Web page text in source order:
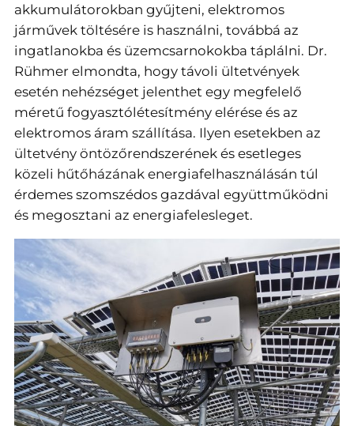
akkumulátorokban gyűjteni, elektromos
járművek töltésére is használni, továbbá az
ingatlanokba és üzemcsarnokokba táplálni. Dr.
Rühmer elmondta, hogy távoli ültetvények
esetén nehézséget jelenthet egy megfelelő
méretű fogyasztólétesítmény elérése és az
elektromos áram szállítása. Ilyen esetekben az
ültetvény öntözőrendszerének és esetleges
közeli hűtőházának energiafelhasználásán túl
érdemes szomszédos gazdával együttműködni
és megosztani az energiafelesleget.